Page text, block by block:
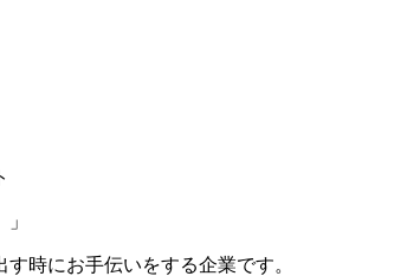
時にお手伝いをする企業です。